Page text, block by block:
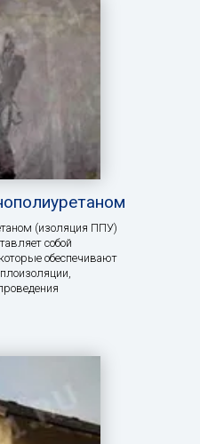
(изоляция ППУ)
собой
обеспечивают